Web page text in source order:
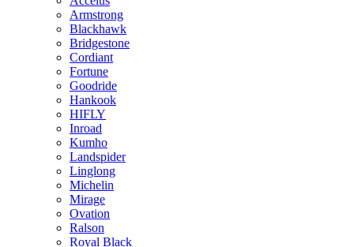
Armstrong
Blackhawk
Bridgestone
Cordiant
Fortune
Goodride
Hankook
HIFLY
Inroad
Kumho
Landspider
Linglong
Michelin
Mirage
Ovation
Ralson
Royal Black